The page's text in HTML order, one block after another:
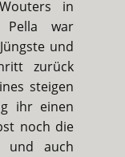
in
Pella war
und
zurück
steigen
ihr einen
noch die
und auch